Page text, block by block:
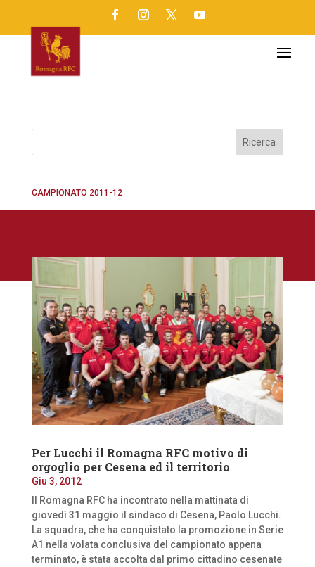
CAMPIONATO 2011-12
Per Lucchi il Romagna RFC motivo di
orgoglio per Cesena ed il territorio
Giu 3, 2012
Il Romagna RFC ha incontrato nella mattinata di
giovedì 31 maggio il sindaco di Cesena, Paolo Lucchi.
La squadra, che ha conquistato la promozione in Serie
A1 nella volata conclusiva del campionato appena
terminato, è stata accolta dal primo cittadino cesenate